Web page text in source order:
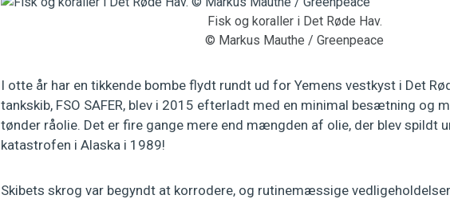
Fisk og koraller i Det Røde Hav.
© Markus Mauthe / Greenpeace
I otte år har en tikkende bombe flydt rundt ud for Yemens vestkyst i Det
tankskib, FSO SAFER, blev i 2015 efterladt med en minimal besætning og
tønder råolie. Det er fire gange mere end mængden af olie, der blev spildt
katastrofen i Alaska i 1989!
Skibets skrog var begyndt at korrodere, og rutinemæssige